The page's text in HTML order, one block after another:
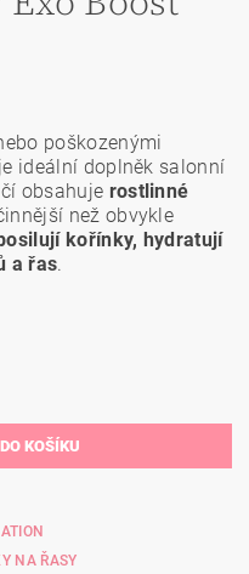
poškozenými
ideální doplněk salonní
obsahuje rostlinné
než obvykle
kořínky, hydratují
a řas.
NA ŘASY